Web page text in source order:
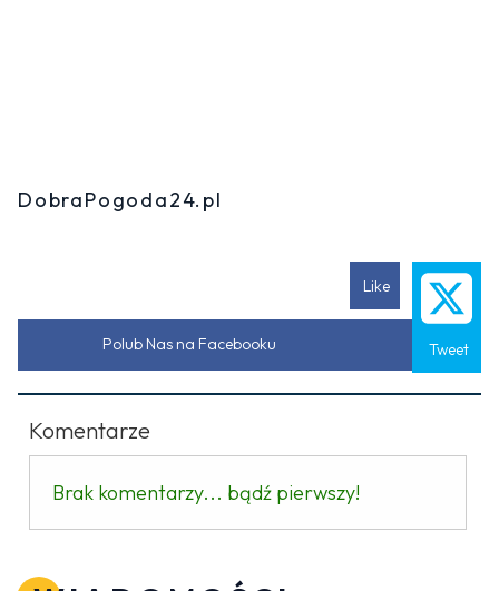
DobraPogoda24.pl
Like
Tweet
Polub Nas na Facebooku
Komentarze
Brak komentarzy... bądź pierwszy!